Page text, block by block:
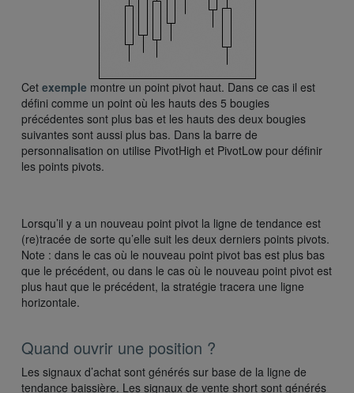
Cet exemple montre un point pivot haut. Dans ce cas il est
défini comme un point où les hauts des 5 bougies
précédentes sont plus bas et les hauts des deux bougies
suivantes sont aussi plus bas. Dans la barre de
personnalisation on utilise PivotHigh et PivotLow pour définir
les points pivots.
Lorsqu’il y a un nouveau point pivot la ligne de tendance est
(re)tracée de sorte qu’elle suit les deux derniers points pivots.
Note : dans le cas où le nouveau point pivot bas est plus bas
que le précédent, ou dans le cas où le nouveau point pivot est
plus haut que le précédent, la stratégie tracera une ligne
horizontale.
Quand ouvrir une position ?
Les signaux d’achat sont générés sur base de la ligne de
tendance baissière. Les signaux de vente short sont générés